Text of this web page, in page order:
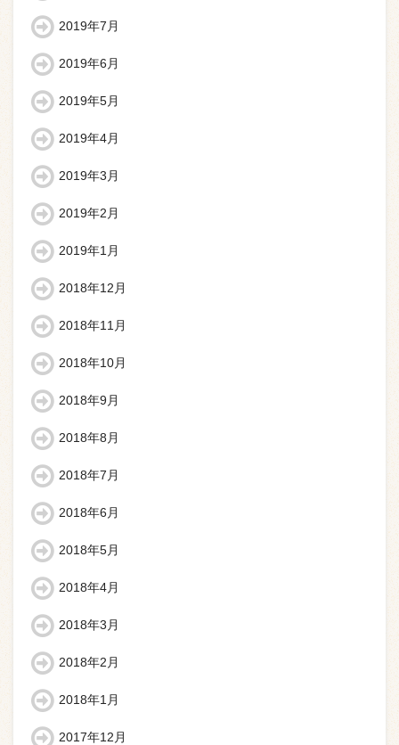
2019年7月
2019年6月
2019年5月
2019年4月
2019年3月
2019年2月
2019年1月
2018年12月
2018年11月
2018年10月
2018年9月
2018年8月
2018年7月
2018年6月
2018年5月
2018年4月
2018年3月
2018年2月
2018年1月
2017年12月